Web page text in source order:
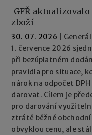
GFŘ
zboží
30. 07. 2026
1. července 2026
při bezúplatném
pravidla pro situace,
nárok na odpočet
darovat. Cílem je
pro darování
ztrátě běžné
obvyklou cenu, ale